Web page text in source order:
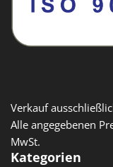
Verkauf
Alle angegebenen
MwSt.
Kategorien